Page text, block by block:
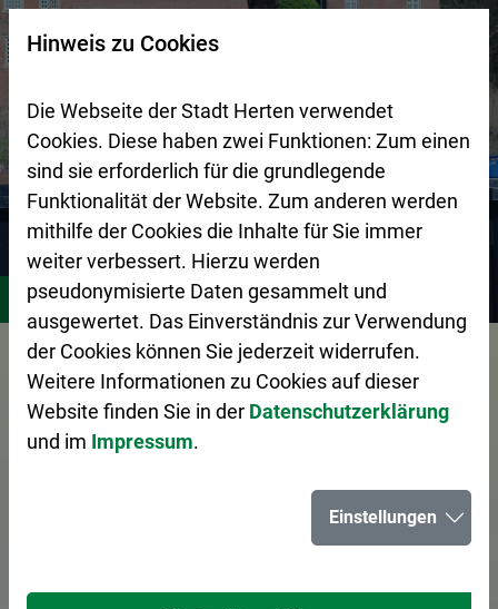
Zur Startseite (Schnelltaste 0)
Zum Seitenanfang springen (Schnelltaste A)
Zur Navigation/Menü springen (Schnelltaste M)
Zur Suche springen (Schnelltaste 8)
Zum Inhalt springen (Schnelltaste I)
Zum Fußbereich springen (Schnelltaste Z)
Stadtgestaltung Zentraler Betriebshof Herten (ZBH)
Vorlesen
Das Abfall-ABC
Suchseite mit Schnellsuche
Hinweis zu Cookies
Die Webseite der Stadt Herten verwendet
Cookies. Diese haben zwei Funktionen: Zum einen
sind sie erforderlich für die grundlegende
Funktionalität der Website. Zum anderen werden
mithilfe der Cookies die Inhalte für Sie immer
weiter verbessert. Hierzu werden
pseudonymisierte Daten gesammelt und
ausgewertet. Das Einverständnis zur Verwendung
der Cookies können Sie jederzeit widerrufen.
Weitere Informationen zu Cookies auf dieser
Website finden Sie in der Datenschutzerklärung
und im Impressum.
Einstellungen